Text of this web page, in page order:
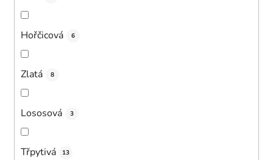
Hořčicová 6
Zlatá 8
Lososová 3
Třpytivá 13